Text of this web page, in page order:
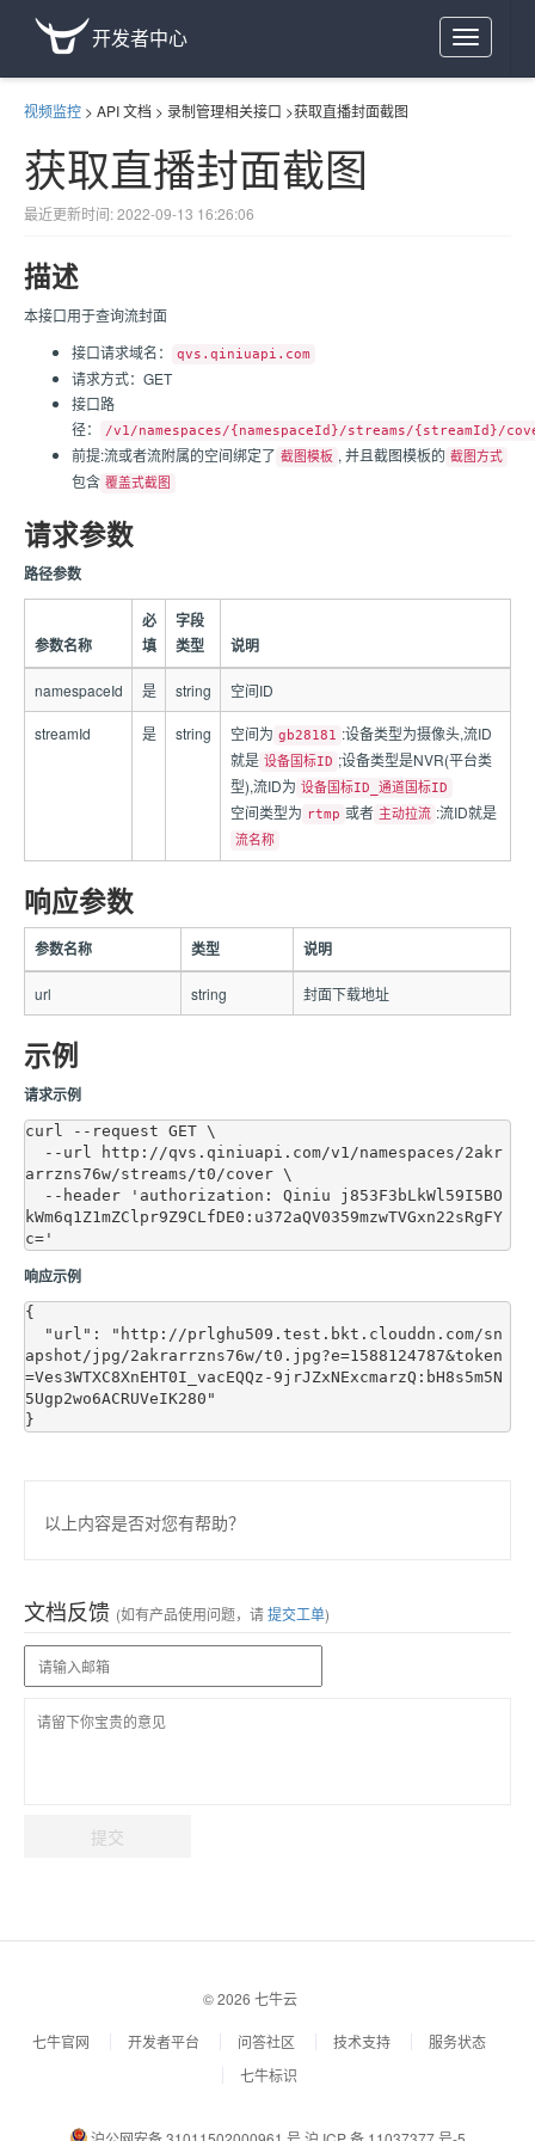
Toggle
navigation
开发者中心
视频监控 > API 文档 > 录制管理相关接口 >获取直播封面截图
获取直播封面截图
最近更新时间: 2022-09-13 16:26:06
描述
本接口用于查询流封面
接口请求域名：
qvs.qiniuapi.com
请求方式：GET
接口路
径：
/v1/namespaces/{namespaceId}/streams/{streamId}/
前提:流或者流附属的空间绑定了 截图模板 , 并且截图模板的 截图方式
包含 覆盖式截图
请求参数
路径参数
参数名称
必
填
字段
类型
说明
namespaceId 是 string 空间ID
streamId 是 string 空间为 gb28181 :设备类型为摄像头,流ID
就是 设备国标ID ;设备类型是NVR(平台类
型),流ID为 设备国标ID_通道国标ID
空间类型为 rtmp 或者 主动拉流 :流ID就是
流名称
响应参数
参数名称 类型 说明
url string 封面下载地址
示例
请求示例
curl --request GET \
arrzns76w/streams/t0/cover \
kWm6q1Z1mZClpr9Z9CLfDE0:u372aQV0359mzwTVGxn22sRgFY
响应示例
{
apshot/jpg/2akrarrzns76w/t0.jpg?e=1588124787&token
=Ves3WTXC8XnEHT0I_vacEQQz-9jrJZxNExcmarzQ:bH8s5m5N
5Ugp2wo6ACRUVeIK280"
以上内容是否对您有帮助？
文档反馈 (如有产品使用问题，请提交工单)
提交
© 2026 七牛云
七牛官网 开发者平台 问答社区 技术支持
服务状态
七牛标识